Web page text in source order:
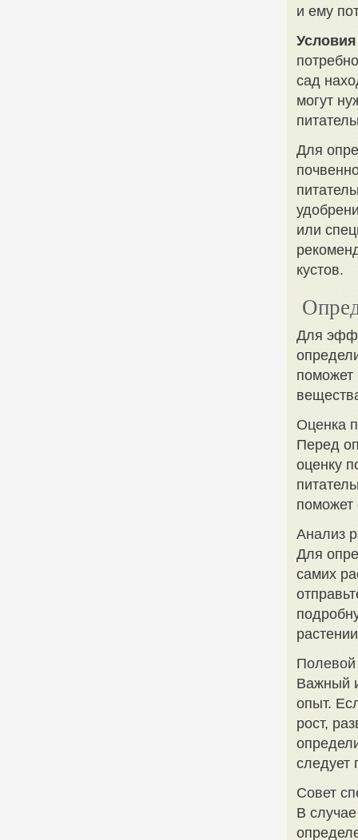
и ему
сад
могут
Для
или
кустов.
Для
поможет
Оценка
Перед
оценку
поможет
Анализ
Для
самих
Важный
опыт.
рост,
следует
Совет
В